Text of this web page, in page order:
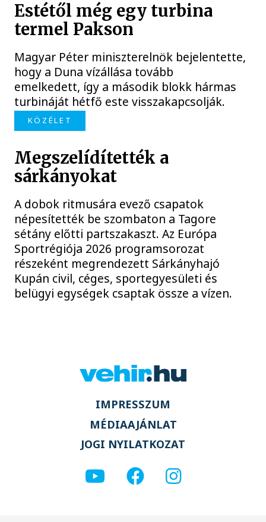
Estétől még egy turbina
termel Pakson
Magyar Péter miniszterelnök bejelentette,
hogy a Duna vízállása tovább
emelkedett, így a második blokk hármas
turbináját hétfő este visszakapcsolják.
KÖZÉLET
Megszelídítették a
sárkányokat
A dobok ritmusára evező csapatok
népesítették be szombaton a Tagore
sétány előtti partszakaszt. Az Európa
Sportrégiója 2026 programsorozat
részeként megrendezett Sárkányhajó
Kupán civil, céges, sportegyesületi és
belügyi egységek csaptak össze a vízen.
IMPRESSZUM
MÉDIAAJÁNLAT
JOGI NYILATKOZAT